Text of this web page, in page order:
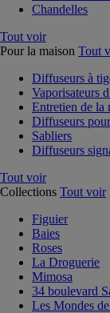
Chandelles
Tout voir
Pour la maison Tout
Diffuseurs à
Vaporisateurs
Entretien de la
Diffuseurs
Sabliers
Diffuseurs
Tout voir
Collections Tout voir
Figuier
Baies
Roses
La Droguerie
Mimosa
34 boulevard
Les Mondes